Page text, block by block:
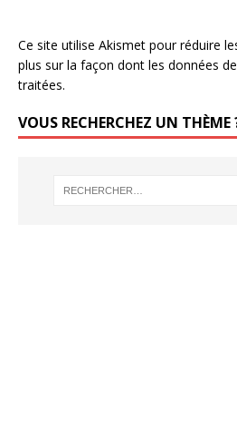
Ce site utilise Akismet pour réduire
plus sur la façon dont les données
traitées.
VOUS RECHERCHEZ UN THÈME